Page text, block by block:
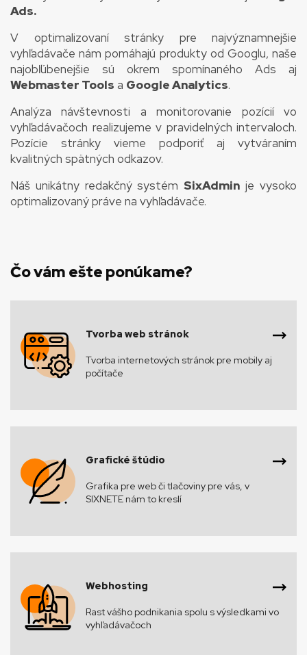
Ads.
V optimalizovaní stránky pre najvýznamnejšie
vyhľadávače nám pomáhajú produkty od Googlu, naše
najobľúbenejšie sú okrem spomínaného Ads aj
Webmaster Tools a Google Analytics.
Analýza návštevnosti a monitorovanie pozícií vo
vyhľadávačoch realizujeme v pravidelných intervaloch.
Pozície stránky vieme podporiť aj vytváraním
kvalitných spätných odkazov.
Náš unikátny redakčný systém SixAdmin je vysoko
optimalizovaný práve na vyhľadávače.
Čo vám ešte ponúkame?
Tvorba web stránok
Tvorba internetových stránok pre mobily aj
počítače
Grafické štúdio
Grafika pre web či tlačoviny pre vás, v
SIXNETE nám to kreslí
Webhosting
Rast vášho podnikania spolu s výsledkami vo
vyhľadávačoch